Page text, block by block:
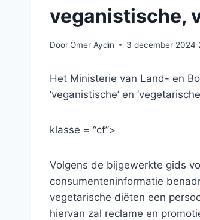
veganistische,
DoorÖmer Aydin 3 december 2024
Het Ministerie van Land- en
‘veganistische’ en
klasse = “cf”>
Volgens de bijgewerkte gids
consumenteninformatie
vegetarische diëten een
hiervan zal reclame en